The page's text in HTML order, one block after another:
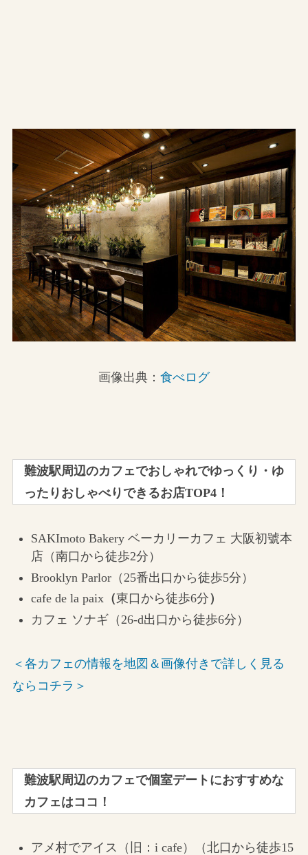
画像出典： 食べログ
難波駅周辺のカフェでおしゃれでゆっくり・ゆ
ったりおしゃべりできるお店TOP4！
SAKImoto Bakery ベーカリーカフェ 大阪初號本
店（南口から徒歩2分）
Brooklyn Parlor（25番出口から徒歩5分）
cafe de la paix（東口から徒歩6分）
カフェ ソナギ（26-d出口から徒歩6分）
＜各カフェの情報を地図＆画像付きで詳しく見る
ならコチラ＞
難波駅周辺のカフェで個室デートにおすすめな
カフェはココ！
アメ村でアイス（旧：i cafe）（北口から徒歩15